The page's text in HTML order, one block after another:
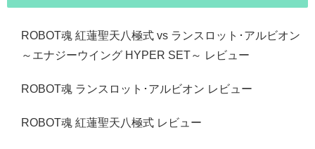
ROBOT魂 紅蓮聖天八極式 vs ランスロット･アルビオン
～エナジーウイング HYPER SET～ レビュー
ROBOT魂 ランスロット･アルビオン レビュー
ROBOT魂 紅蓮聖天八極式 レビュー